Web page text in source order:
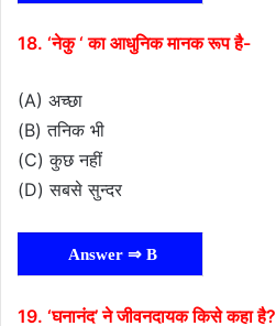
18. ‘नेकु ‘ का आधुनिक मानक रूप है-
(A) अच्छा
(B) तनिक भी
(C) कुछ नहीं
(D) सबसे सुन्दर
Answer ⇒ B
19. ‘घनानंद’ ने जीवनदायक किसे कहा है?